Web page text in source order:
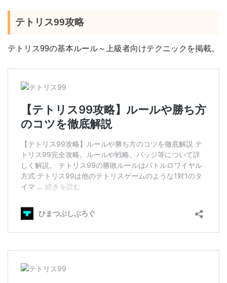
テトリス99攻略
テトリス99の基本ルール～上級者向けテクニックを掲載。